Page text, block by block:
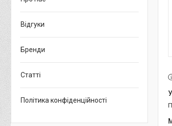
Відгуки
Бренди
Статті
Політика конфіденційності